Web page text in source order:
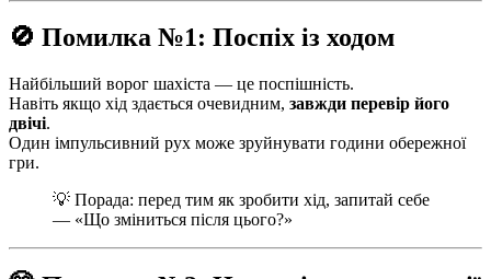
🚫 Помилка №1: Поспіх із ходом
Найбільший ворог шахіста — це поспішність.
Навіть якщо хід здається очевидним, завжди перевір його
двічі.
Один імпульсивний рух може зруйнувати години обережної
гри.
💡 Порада: перед тим як зробити хід, запитай себе
— «Що зміниться після цього?»